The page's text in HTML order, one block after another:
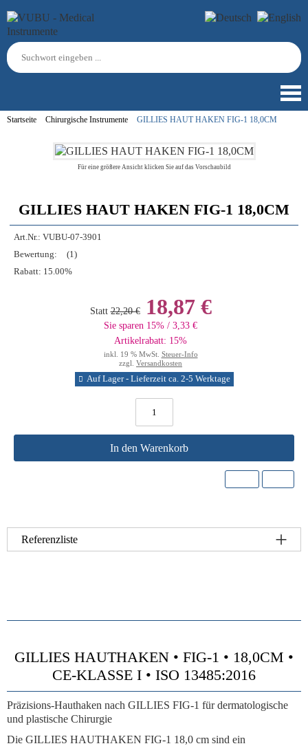
Startseite Chirurgische Instrumente GILLIES HAUT HAKEN FIG-1 18,0CM
Für eine größere Ansicht klicken Sie auf das Vorschaubild
GILLIES HAUT HAKEN FIG-1 18,0CM
Art.Nr.: VUBU-07-3901
Bewertung:
(1)
Rabatt: 15.00%
Statt 22,20 €18,87 €
Sie sparen 15% / 3,33 €
Artikelrabatt: 15%
inkl. 19 % MwSt. Steuer-Info
zzgl. Versandkosten
Auf Lager - Lieferzeit ca. 2-5 Werktage
In den Warenkorb
Referenzliste
GILLIES HAUTHAKEN • FIG-1 • 18,0CM •
CE-KLASSE I • ISO 13485:2016
Präzisions-Hauthaken nach GILLIES FIG-1 für dermatologische
und plastische Chirurgie
Die GILLIES HAUTHAKEN FIG-1 18,0 cm sind ein